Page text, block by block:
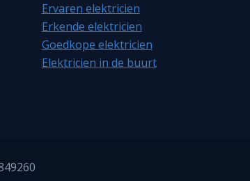
Ervaren elektricien
Erkende elektricien
Goedkope elektricien
Elektricien in de buurt